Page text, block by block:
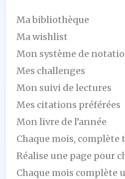
Ma bibliothèque
Ma wishlist
Mon système de
Mes challenges
Mon suivi de lectures
Mes citations préférées
Mon livre de l’année
Chaque mois, complète
Réalise une page pour
Chaque mois complète